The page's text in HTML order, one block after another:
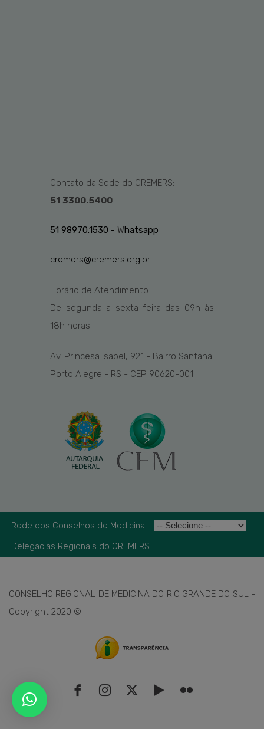
Contato da Sede do CREMERS:
51 3300.5400
51 98970.1530 - Whatsapp
cremers@cremers.org.br
Horário de Atendimento:
De segunda a sexta-feira das 09h às
18h horas
Av. Princesa Isabel, 921 - Bairro Santana
Porto Alegre - RS - CEP 90620-001
Rede dos Conselhos de Medicina
Delegacias Regionais do CREMERS
CONSELHO REGIONAL DE MEDICINA DO RIO GRANDE DO SUL -
Copyright 2020 ©